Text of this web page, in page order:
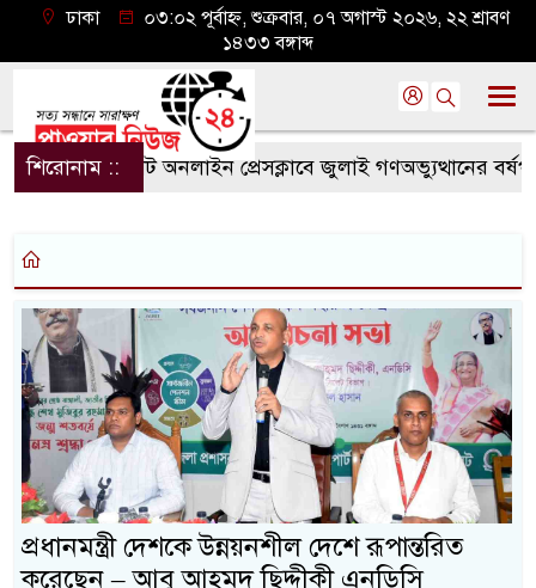
ঢাকা
০৩:০২ পূর্বাহ্ন, শুক্রবার, ০৭ অগাস্ট ২০২৬, ২২ শ্রাবণ
১৪৩৩ বঙ্গাব্দ
শিরোনাম ::সিলেট অনলাইন প্রেসক্লাবে জুলাই গণঅভ্যুত্থানের
প্রধানমন্ত্রী দেশকে উন্নয়নশীল দেশে রূপান্তরিত
করেছেন – আবু আহমদ ছিদ্দীকী এনডিসি